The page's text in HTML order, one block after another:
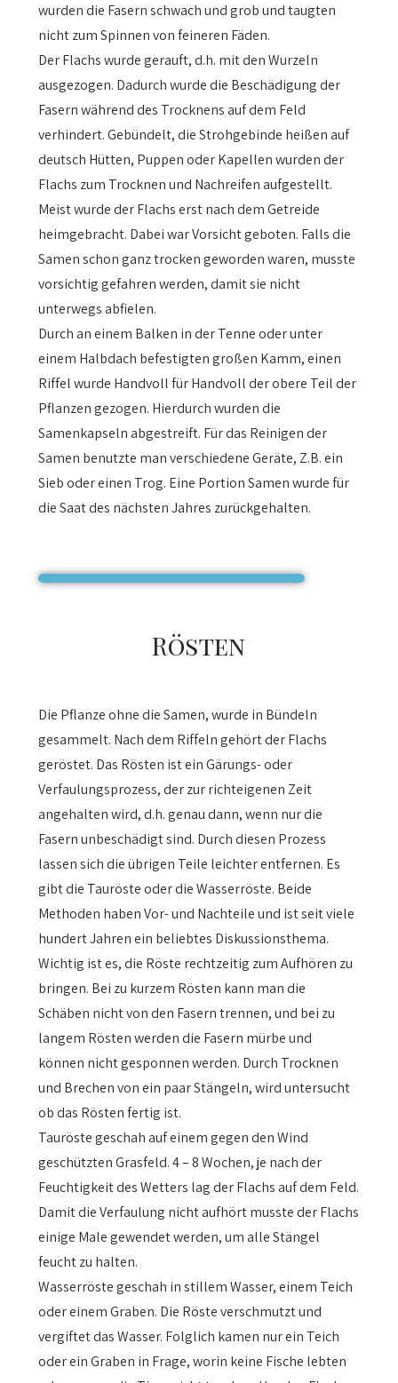
wurden die Fasern schwach und grob und taugten
nicht zum Spinnen von feineren Fäden.
Der Flachs wurde gerauft, d.h. mit den Wurzeln
ausgezogen. Dadurch wurde die Beschädigung der
Fasern während des Trocknens auf dem Feld
verhindert. Gebündelt, die Strohgebinde heißen auf
deutsch Hütten, Puppen oder Kapellen wurden der
Flachs zum Trocknen und Nachreifen aufgestellt.
Meist wurde der Flachs erst nach dem Getreide
heimgebracht. Dabei war Vorsicht geboten. Falls die
Samen schon ganz trocken geworden waren, musste
vorsichtig gefahren werden, damit sie nicht
unterwegs abfielen.
Durch an einem Balken in der Tenne oder unter
einem Halbdach befestigten großen Kamm, einen
Riffel wurde Handvoll für Handvoll der obere Teil der
Pflanzen gezogen. Hierdurch wurden die
Samenkapseln abgestreift. Für das Reinigen der
Samen benutzte man verschiedene Geräte, Z.B. ein
Sieb oder einen Trog. Eine Portion Samen wurde für
die Saat des nächsten Jahres zurückgehalten.
Rösten
Die Pflanze ohne die Samen, wurde in Bündeln
gesammelt. Nach dem Riffeln gehört der Flachs
geröstet. Das Rösten ist ein Gärungs- oder
Verfaulungsprozess, der zur richteigenen Zeit
angehalten wird, d.h. genau dann, wenn nur die
Fasern unbeschädigt sind. Durch diesen Prozess
lassen sich die übrigen Teile leichter entfernen. Es
gibt die Tauröste oder die Wasserröste. Beide
Methoden haben Vor- und Nachteile und ist seit viele
hundert Jahren ein beliebtes Diskussionsthema.
Wichtig ist es, die Röste rechtzeitig zum Aufhören zu
bringen. Bei zu kurzem Rösten kann man die
Schäben nicht von den Fasern trennen, und bei zu
langem Rösten werden die Fasern mürbe und
können nicht gesponnen werden. Durch Trocknen
und Brechen von ein paar Stängeln, wird untersucht
ob das Rösten fertig ist.
Tauröste geschah auf einem gegen den Wind
geschützten Grasfeld. 4 – 8 Wochen, je nach der
Feuchtigkeit des Wetters lag der Flachs auf dem Feld.
Damit die Verfaulung nicht aufhört musste der Flachs
einige Male gewendet werden, um alle Stängel
feucht zu halten.
Wasserröste geschah in stillem Wasser, einem Teich
oder einem Graben. Die Röste verschmutzt und
vergiftet das Wasser. Folglich kamen nur ein Teich
oder ein Graben in Frage, worin keine Fische lebten